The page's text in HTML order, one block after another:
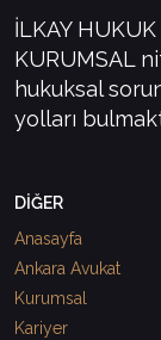
İLKAY
KURUMSAL
hukuksal
yolları
DİĞER
Anasayfa
Ankara Avukat
Kurumsal
Kariyer